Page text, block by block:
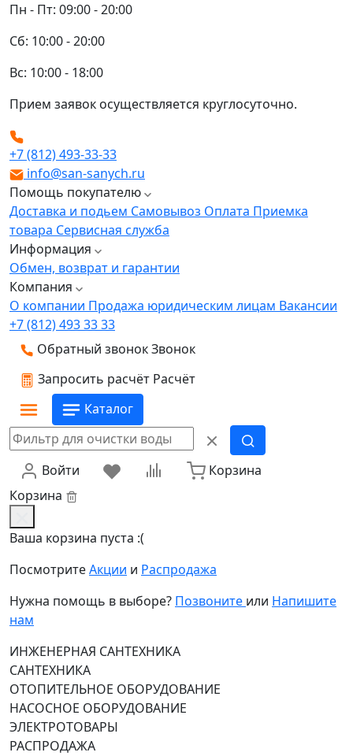
Пн - Пт: 09:00 - 20:00
Сб: 10:00 - 20:00
Вс: 10:00 - 18:00
Прием заявок осуществляется круглосуточно.
+7 (812) 493-33-33
info@san-sanych.ru
Помощь покупателю
Доставка и подьем Самовывоз Оплата Приемка
товара Сервисная служба
Информация
Обмен, возврат и гарантии
Компания
О компании Продажа юридическим лицам Вакансии
+7 (812) 493 33 33
Обратный звонокЗвонок
Запросить расчёт Расчёт
Каталог
Войти
Корзина
Корзина
Ваша корзина пуста :(
ПосмотритеАкции и Распродажа
Нужна помощь в выборе? Позвоните или Напишите
нам
ИНЖЕНЕРНАЯ САНТЕХНИКА
САНТЕХНИКА
ОТОПИТЕЛЬНОЕ ОБОРУДОВАНИЕ
НАСОСНОЕ ОБОРУДОВАНИЕ
ЭЛЕКТРОТОВАРЫ
РАСПРОДАЖА